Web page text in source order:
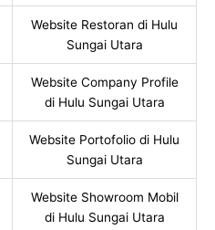
Website Restoran di Hulu
Sungai Utara
Website Company Profile
di Hulu Sungai Utara
Website Portofolio di Hulu
Sungai Utara
Website Showroom Mobil
di Hulu Sungai Utara